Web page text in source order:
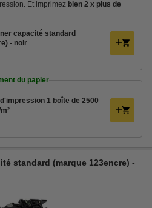
Et imprimez bien 2 x plus de
capacité standard
- noir
du papier
1 boîte de 2500
standard (marque 123encre) -